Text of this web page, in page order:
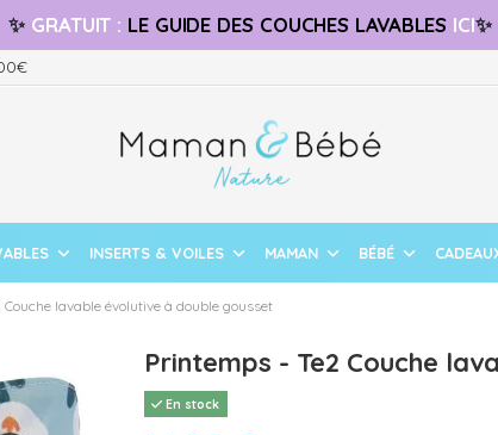
✨ GRATUIT : LE GUIDE DES COUCHES LAVABLES ICI✨
INSERTS & VOILES MAMAN BÉBÉ
lavable évolutive à double gousset
Printemps - Te2 Couche
En stock